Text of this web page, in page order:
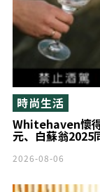
Whitehaven懷
元、白蘇翁2025
時尚生活
2026-08-06